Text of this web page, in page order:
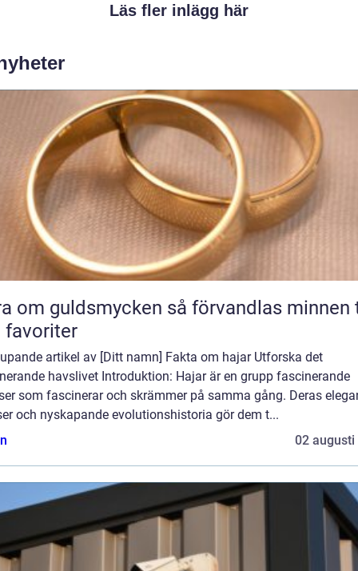
Läs fler inlägg här
guldsmycken så förvandlas minnen till
favoriter
artikel av [Ditt namn] Fakta om hajar Utforska det
havslivet Introduktion: Hajar är en grupp fascinerande
som fascinerar och skrämmer på samma gång. Deras
och nyskapande evolutionshistoria gör dem t...
02 augusti